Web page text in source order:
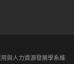
與人力資源發展學系維